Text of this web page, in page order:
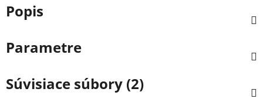
Popis
Parametre
Súvisiace súbory (2)